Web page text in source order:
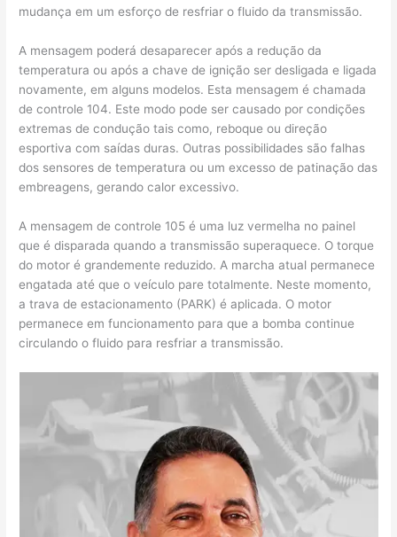
mudança em um esforço de resfriar o fluido da transmissão.
A mensagem poderá desaparecer após a redução da
temperatura ou após a chave de ignição ser desligada e ligada
novamente, em alguns modelos. Esta mensagem é chamada
de controle 104. Este modo pode ser causado por condições
extremas de condução tais como, reboque ou direção
esportiva com saídas duras. Outras possibilidades são falhas
dos sensores de temperatura ou um excesso de patinação das
embreagens, gerando calor excessivo.
A mensagem de controle 105 é uma luz vermelha no painel
que é disparada quando a transmissão superaquece. O torque
do motor é grandemente reduzido. A marcha atual permanece
engatada até que o veículo pare totalmente. Neste momento,
a trava de estacionamento (PARK) é aplicada. O motor
permanece em funcionamento para que a bomba continue
circulando o fluido para resfriar a transmissão.